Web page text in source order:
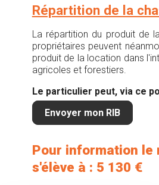
Répartition de la
La répartition du produit de
propriétaires peuvent
produit de la location dans
agricoles et forestiers.
Le particulier peut, via ce
Envoyer mon RIB
Pour information le
s'élève à : 5 130 €